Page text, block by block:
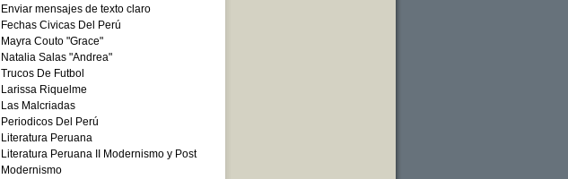
Enviar mensajes de texto claro
Fechas Civicas Del Perú
Mayra Couto "Grace"
Natalia Salas "Andrea"
Trucos De Futbol
Larissa Riquelme
Las Malcriadas
Periodicos Del Perú
Literatura Peruana
Literatura Peruana II Modernismo y Post
Modernismo